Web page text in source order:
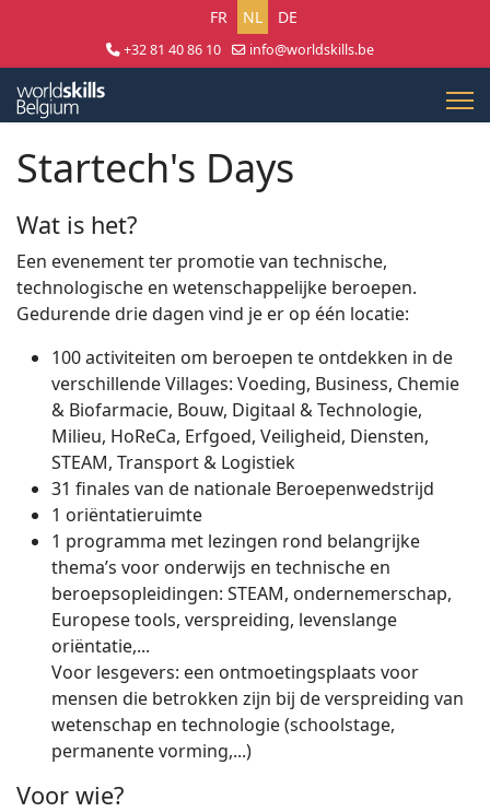
Selecteer uw taal
FR NL DE
+32 81 40 86 10
info@worldskills.be
Startech's Days
Wat is het?
Een evenement ter promotie van technische,
technologische en wetenschappelijke beroepen.
Gedurende drie dagen vind je er op één locatie:
100 activiteiten om beroepen te ontdekken in de
verschillende Villages: Voeding, Business, Chemie
& Biofarmacie, Bouw, Digitaal & Technologie,
Milieu, HoReCa, Erfgoed, Veiligheid, Diensten,
STEAM, Transport & Logistiek
31 finales van de nationale Beroepenwedstrijd
1 oriëntatieruimte
1 programma met lezingen rond belangrijke
thema’s voor onderwijs en technische en
beroepsopleidingen: STEAM, ondernemerschap,
Europese tools, verspreiding, levenslange
oriëntatie,...
Voor lesgevers: een ontmoetingsplaats voor
mensen die betrokken zijn bij de verspreiding van
wetenschap en technologie (schoolstage,
permanente vorming,...)
Voor wie?